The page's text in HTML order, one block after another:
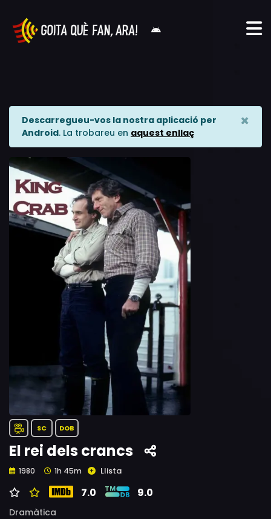
Descarregueu-vos la nostra aplicació per
Android. La trobareu en aquest enllaç
×
SC DOB
El rei dels crancs
1980 1h 45m Llista
7.0 9.0
Dramàtica